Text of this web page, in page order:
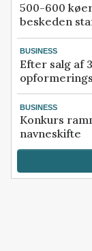
500-600
beskeden
BUSINESS
Efter salg af
BUSINESS
Konkurs
navneskifte